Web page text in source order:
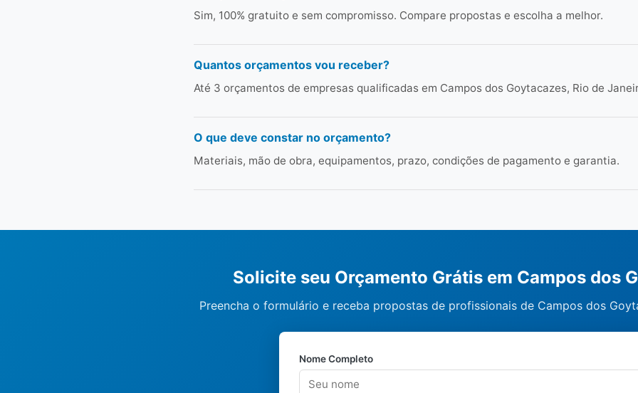
Sim, 100% gratuito e sem compromisso. Compare propostas e escolha a melhor.
Quantos orçamentos vou receber?
Até 3 orçamentos de empresas qualificadas em Campos dos Goytacazes, Rio de
O que deve constar no orçamento?
Materiais, mão de obra, equipamentos, prazo, condições de pagamento e garantia.
Solicite seu Orçamento Grátis em Campos dos
Preencha o formulário e receba propostas de profissionais de Campos dos
Nome Completo